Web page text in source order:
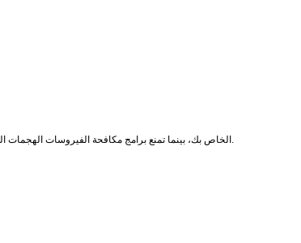
تحمي الشبكة الافتراضية الخاصة (VPN) البيانات الشخصية عن طريق إخفاء عنوان IP الخاص بك، بينما تمنع برامج مكافحة الفيروسات الهجمات الضارة.